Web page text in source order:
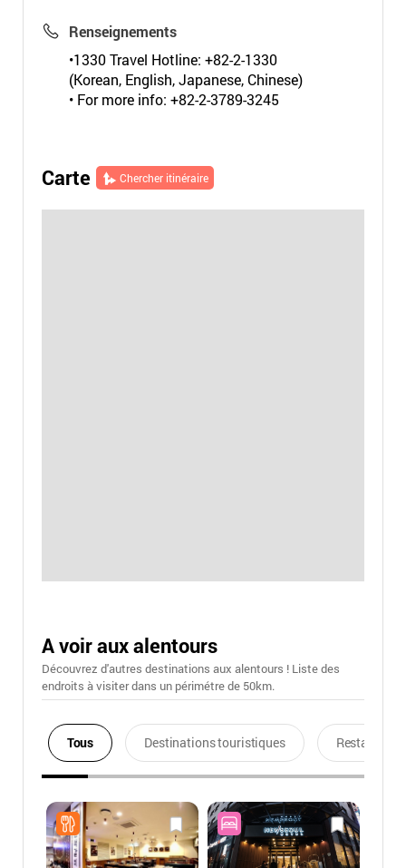
Renseignements
•1330 Travel Hotline: +82-2-1330
(Korean, English, Japanese, Chinese)
• For more info: +82-2-3789-3245
Carte Chercher itinéraire
A voir aux alentours
Découvrez d'autres destinations aux alentours ! Liste des
endroits à visiter dans un périmétre de 50km.
Tous Destinations touristiques Restaurants